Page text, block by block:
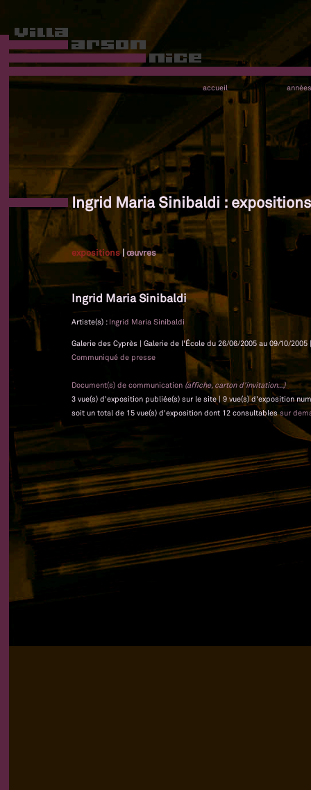
accueil années
Ingrid Maria Sinibaldi : expositions
expositions|œuvres
Ingrid Maria Sinibaldi
Artiste(s) : Ingrid Maria Sinibaldi
Galerie des Cyprès | Galerie de l'École du 26/06/2005 au 09/10/2005
Communiqué de presse
Document(s) de communication (affiche, carton d'invitation...)
3 vue(s) d'exposition publiée(s) sur le site | 9 vue(s) d'exposition
soit un total de 15 vue(s) d'exposition dont 12 consultablessur